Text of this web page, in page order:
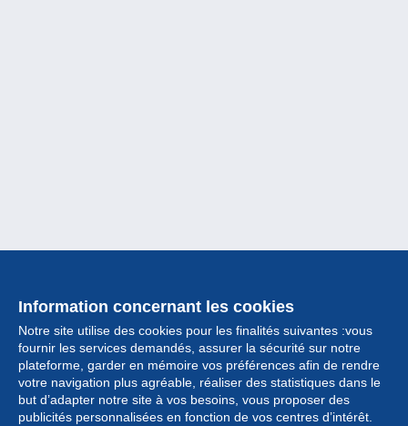
Information concernant les cookies
Notre site utilise des cookies pour les finalités suivantes :vous
fournir les services demandés, assurer la sécurité sur notre
plateforme, garder en mémoire vos préférences afin de rendre
votre navigation plus agréable, réaliser des statistiques dans le
but d’adapter notre site à vos besoins, vous proposer des
publicités personnalisées en fonction de vos centres d’intérêt.
Collection